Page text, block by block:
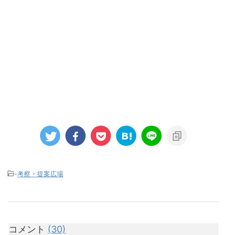
-考察・提案広場
コメント (30)